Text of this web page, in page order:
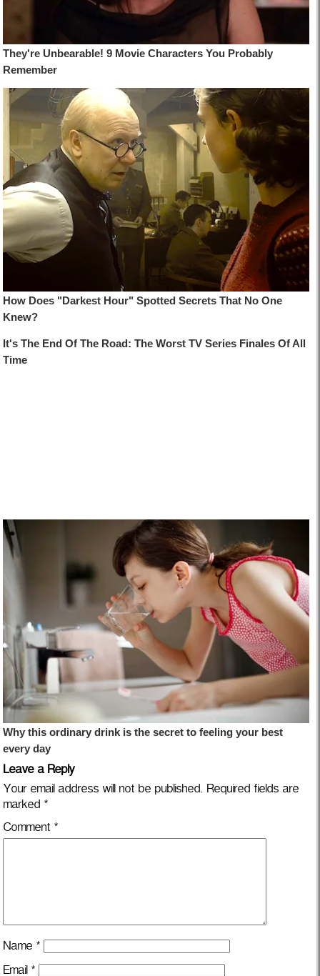
Leave a Reply
Your email address will not be published. Required fields are
marked *
Comment *
Name *
Email *